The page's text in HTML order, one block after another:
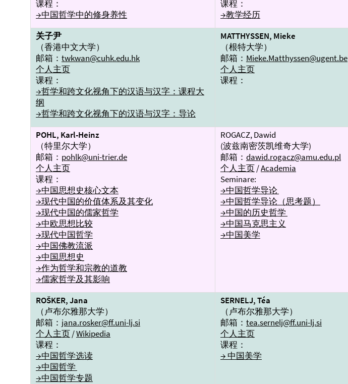
课程：
→中国哲学中的修身养性
课程：
→教学经历
关子尹
（香港中文大学）
邮箱： twkwan@cuhk.edu.hk
个人主页
课程：
→哲学和跨文化视角下的汉语与汉字：课程大
纲
→哲学和跨文化视角下的汉语与汉字：导论
MATTHYSSEN, Mieke
（根特大学）
邮箱： Mieke.Matthyssen@ugent.be
个人主页
课程：
POHL, Karl-Heinz
（特里尔大学）
邮箱： pohlk@uni-trier.de
个人主页
课程：
→中国思想史核心文本
→现代中国的价值体系及其变化
→现代中国的儒家哲学
→中欧思想比较
→现代中国哲学
→中国佛教流派
→中国思想史
→作为哲学和宗教的道教
→儒家哲学及其影响
ROGACZ, Dawid
(波兹南密茨凯维奇大学)
邮箱： dawid.rogacz@amu.edu.pl
个人主页/Academia
Seminare:
→中国哲学导论
→中国哲学导论（思考题）
→中国的历史哲学
→中国马克思主义
→中国美学
ROŠKER, Jana
（卢布尔雅那大学）
邮箱： jana.rosker@ff.uni-lj.si
个人主页/Wikipedia
课程：
→中国哲学选读
→中国哲学
→中国哲学专题
SERNELJ, Téa
（卢布尔雅那大学）
邮箱： tea.sernelj@ff.uni-lj.si
个人主页
课程：
→ 中国美学